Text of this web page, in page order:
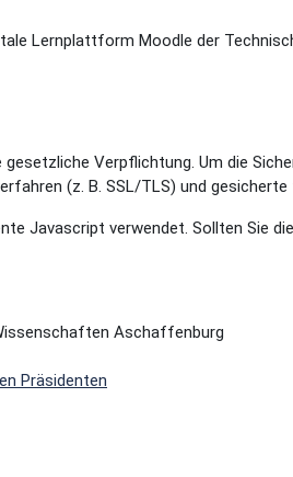
Lernplattform Moodle der
Verpflichtung. Um die
(z. B. SSL/TLS) und
Javascript verwendet. Sollten Sie
Aschaffenburg
Präsidenten